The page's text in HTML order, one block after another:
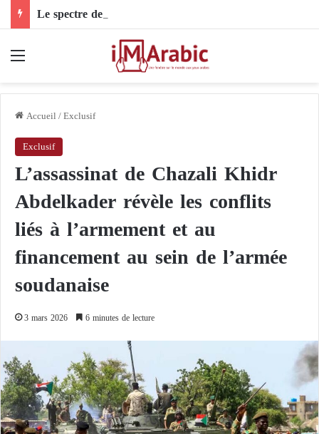
Accueil/Exclusif
Exclusif
L’assassinat de Chazali Khidr
Abdelkader révèle les conflits
liés à l’armement et au
financement au sein de l’armée
soudanaise
3 mars 2026 6 minutes de lecture